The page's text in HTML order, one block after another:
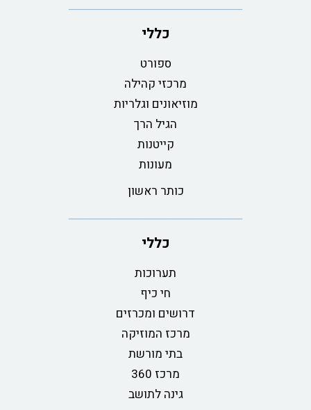
כללי
ספורט
מרכזי קהילה
מוזיאונים וגלריות
הגיל הרך
קייטנות
מעונות
כותר ראשון
כללי
תערוכות
חי כיף
דרושים ומכרזים
מרכז המוזיקה
בתי מורשת
מרכז 360
גינה לתושב